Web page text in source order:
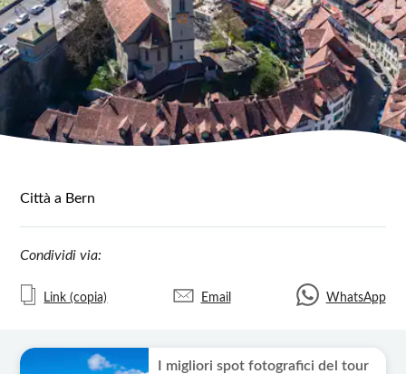
Città a Bern
Condividi via:
Link (copia) Email WhatsApp
I migliori spot fotografici del tour